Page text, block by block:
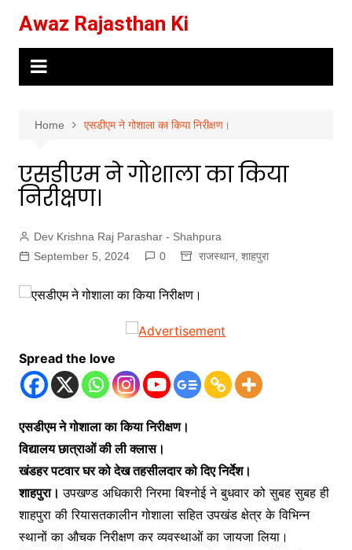
content
Awaz Rajasthan Ki
Home एसडीएम ने गोशाला का किया निरीक्षण।
एसडीएम ने गोशाला का किया
निरीक्षण।
Dev Krishna Raj Parashar - Shahpura
September 5, 2024
0 राजस्थान, शाहपुरा
Spread the love
एसडीएम ने गोशाला का किया निरीक्षण।
विद्यालय छात्राओं की ली क्लास।
खंडहर पटवार घर को देख तहसीलदार को दिए निर्देश।
शाहपुरा।उपखण्ड अधिकारी निरमा बिश्नोई ने बुधवार को सुबह सुबह ही
शाहपुरा की रियासतकालीन गोशाला सहित उपखंड क्षेत्र के विभिन्न
स्थानों का औचक निरीक्षण कर व्यवस्थाओं का जायजा लिया।